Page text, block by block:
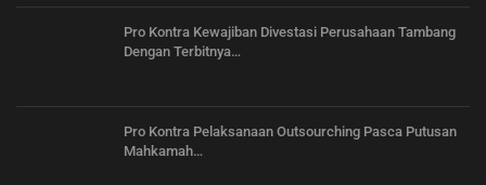
Pro Kontra Kewajiban Divestasi Perusahaan Tambang
Dengan Terbitnya…
Pro Kontra Pelaksanaan Outsourching Pasca Putusan
Mahkamah…